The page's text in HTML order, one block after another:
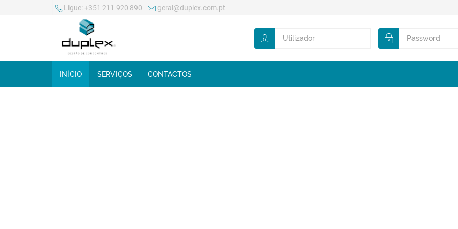
Ligue: +351 211 920 890 geral@duplex.com.pt
INÍCIO SERVIÇOS CONTACTOS